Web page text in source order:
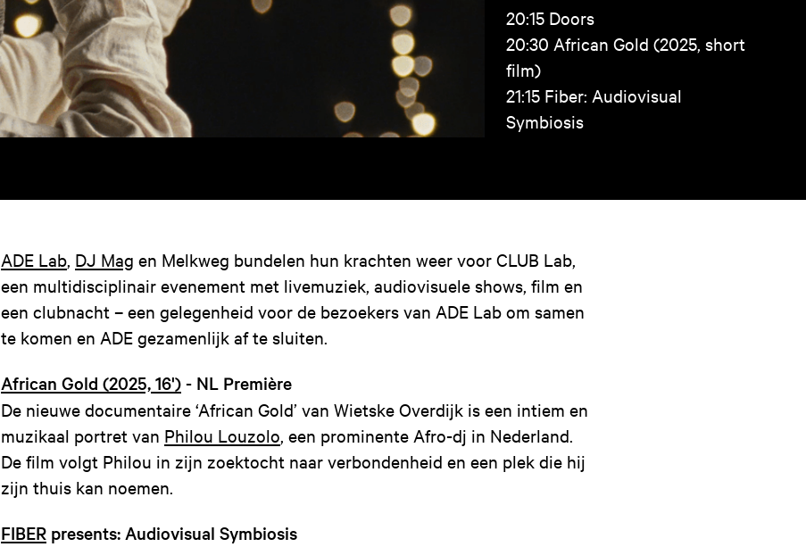
20:15 Doors
20:30 African Gold (2025, short
film)
21:15 Fiber: Audiovisual
Symbiosis
ADE Lab, DJ Mag en Melkweg bundelen hun krachten weer voor CLUB Lab,
een multidisciplinair evenement met livemuziek, audiovisuele shows, film en
een clubnacht – een gelegenheid voor de bezoekers van ADE Lab om samen
te komen en ADE gezamenlijk af te sluiten.
African Gold (2025, 16')- NL Première
De nieuwe documentaire ‘African Gold’ van Wietske Overdijk is een intiem en
muzikaal portret van Philou Louzolo, een prominente Afro-dj in Nederland.
De film volgt Philou in zijn zoektocht naar verbondenheid en een plek die hij
zijn thuis kan noemen.
FIBER presents: Audiovisual Symbiosis